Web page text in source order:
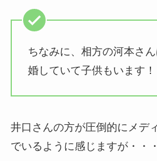
ちなみに、相方の河本さ
婚していて子供もいます！
井口さんの方が圧倒的にメデ
でいるように感じますが・・・